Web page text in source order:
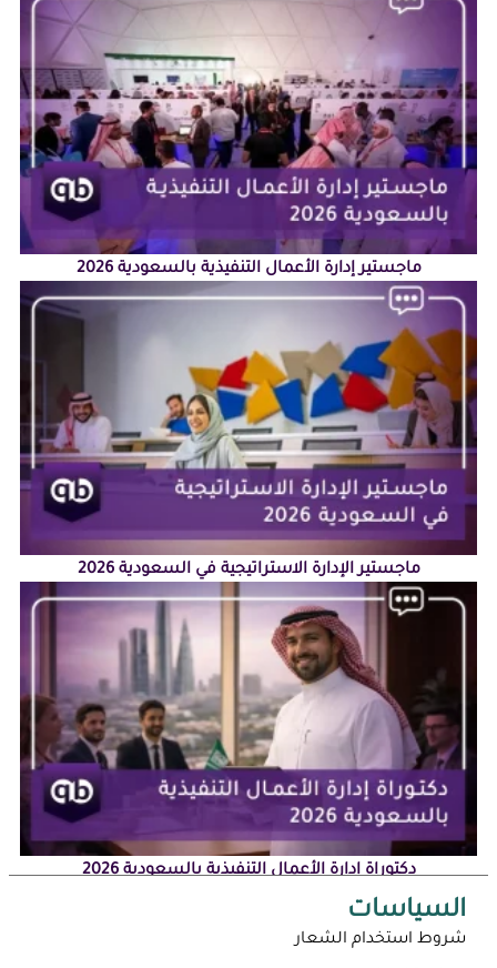
ماجستير إدارة الأعمال التنفيذية بالسعودية 2026
ماجستير الإدارة الاستراتيجية في السعودية 2026
دكتوراة إدارة الأعمال التنفيذية بالسعودية 2026
السياسات
شروط استخدام الشعار